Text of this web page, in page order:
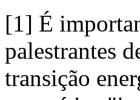
[1] É
palestrantes
transição